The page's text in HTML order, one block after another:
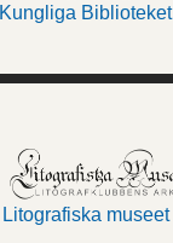
Kungliga Biblioteket
Litografiska museet